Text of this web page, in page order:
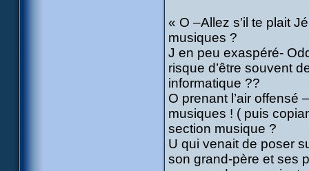
« O –Allez s’il te plait
musiques ?
J en peu exaspéré-
risque d’être souvent
informatique ??
O prenant l’air offensé
musiques ! ( puis
section musique ?
U qui venait de poser
son grand-père et ses